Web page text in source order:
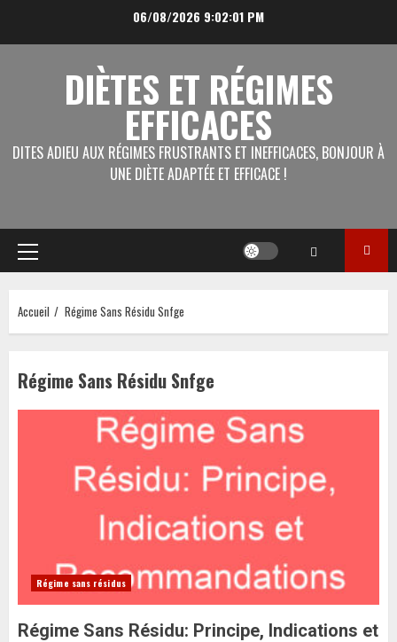
06/08/2026 9:02:01 PM
DIÈTES ET RÉGIMES
EFFICACES
DITES ADIEU AUX RÉGIMES FRUSTRANTS ET INEFFICACES, BONJOUR À
UNE DIÈTE ADAPTÉE ET EFFICACE !
Menu
principal
Accueil Régime Sans Résidu Snfge
Régime Sans Résidu Snfge
Régime sans résidus
Régime Sans Résidu: Principe, Indications et